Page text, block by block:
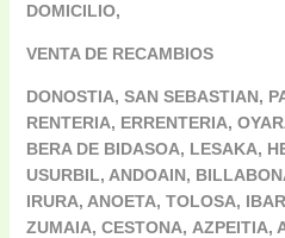
DOMICILIO,
VENTA DE RECAMBIOS
DONOSTIA, SAN SEBASTIAN,
RENTERIA, ERRENTERIA,
BERA DE BIDASOA, LESAKA,
USURBIL, ANDOAIN,
IRURA, ANOETA, TOLOSA,
ZUMAIA, CESTONA, AZPEITIA,